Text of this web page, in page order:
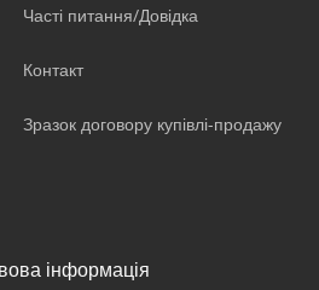
Часті питання/Довідка
Контакт
Зразок договору купівлі-продажу
інформація